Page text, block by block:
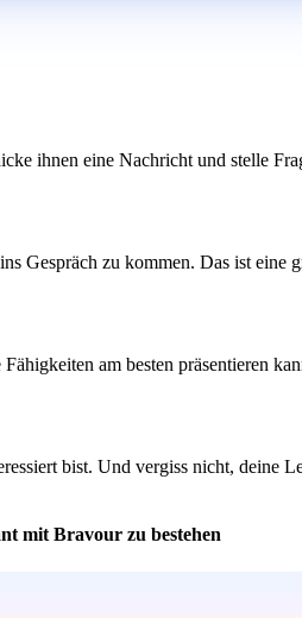
ihnen eine Nachricht und stelle
Gespräch zu kommen. Das ist
am besten präsentieren
bist. Und vergiss nicht, deine
mit Bravour zu bestehen